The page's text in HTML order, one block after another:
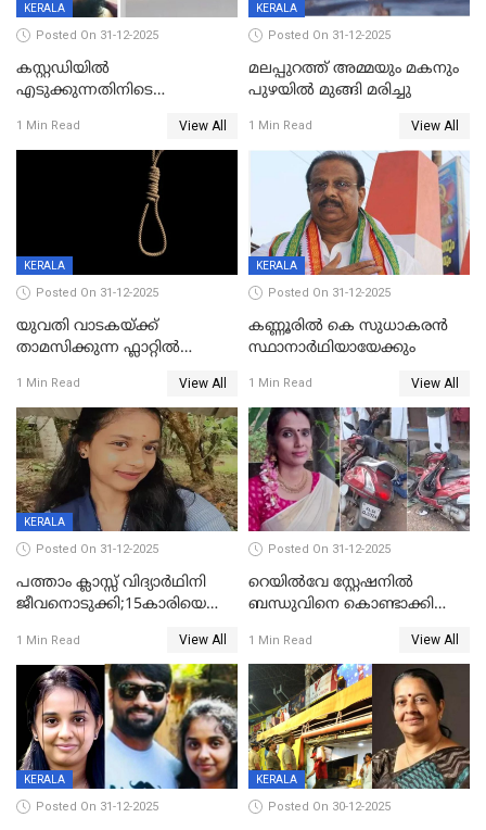
KERALA
Posted On 31-12-2025
കസ്റ്റഡിയിൽ
എടുക്കുന്നതിനിടെ
വധശ്രമക്കേസ് പ്രതി പിടിയിൽ
1 Min Read View All
KERALA
Posted On 31-12-2025
മലപ്പുറത്ത് അമ്മയും മകനും
പുഴയിൽ മുങ്ങി മരിച്ചു
1 Min Read View All
KERALA
Posted On 31-12-2025
യുവതി വാടകയ്ക്ക്
താമസിക്കുന്ന ഫ്ലാറ്റില്‍
സംഭവം കൈതപ്പൊയിലില്‍
1 Min Read View All
KERALA
Posted On 31-12-2025
കണ്ണൂരിൽ കെ സുധാകരൻ
സ്ഥാനാർഥിയായേക്കും
1 Min Read View All
KERALA
Posted On 31-12-2025
പത്താം ക്ലാസ്സ് വിദ്യാര്‍ഥിനി
ജീവനൊടുക്കി;15കാരിയെ
കിടപ്പുമുറിയില്‍ തൂങ്ങി മരിച്ച
നിലയിൽ
1 Min Read View All
Posted On 31-12-2025
റെയിൽവേ സ്റ്റേഷനിൽ
ബന്ധുവിനെ കൊണ്ടാക്കി
ലോറി സ്കൂട്ടറിൽ ഇടിച്ചു :
യുവതിക്ക് ദാരുണാന്ത്യം
1 Min Read View All
KERALA
Posted On 31-12-2025
KERALA
Posted On 30-12-2025